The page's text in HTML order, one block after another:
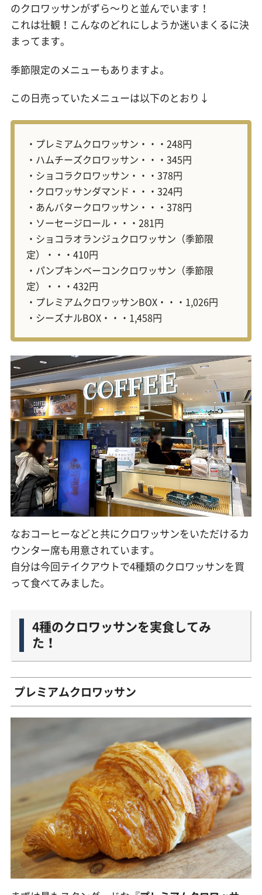
のクロワッサンがずら〜りと並んでいます！
これは壮観！こんなのどれにしようか迷いまくるに決
まってます。
季節限定のメニューもありますよ。
この日売っていたメニューは以下のとおり↓
・プレミアムクロワッサン・・・248円
・ハムチーズクロワッサン・・・345円
・ショコラクロワッサン・・・378円
・クロワッサンダマンド・・・324円
・あんバタークロワッサン・・・378円
・ソーセージロール・・・281円
・ショコラオランジュクロワッサン（季節限
定）・・・410円
・パンプキンベーコンクロワッサン（季節限
定）・・・432円
・プレミアムクロワッサンBOX・・・1,026円
・シーズナルBOX・・・1,458円
なおコーヒーなどと共にクロワッサンをいただけるカ
ウンター席も用意されています。
自分は今回テイクアウトで4種類のクロワッサンを買
って食べてみました。
4種のクロワッサンを実食してみ
た！
プレミアムクロワッサン